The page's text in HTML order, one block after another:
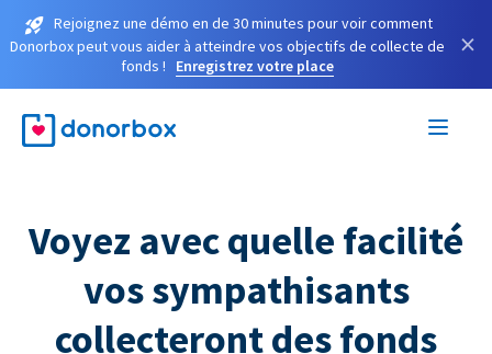
Rejoignez une démo en de 30 minutes pour voir comment
Donorbox peut vous aider à atteindre vos objectifs de collecte de
fonds !
Enregistrez votre place
×
Voyez avec quelle facilité
vos sympathisants
collecteront des fonds